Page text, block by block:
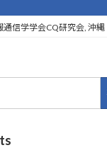
信学学会CQ研究会, 沖縄